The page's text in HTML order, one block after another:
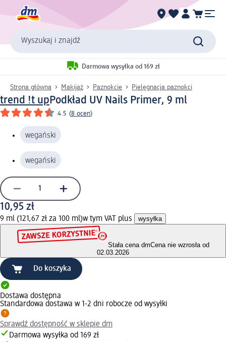
Wyszukaj i znajdź
Darmowa wysyłka od 169 zł
Strona główna Makijaż Paznokcie Pielęgnacja paznokci
trend !t upPodkład UV Nails Primer, 9 ml
4.5 (8 ocen)
wegański
wegański
10,95 zł
9 ml (121,67 zł za 100 ml)w tym VAT plus wysyłka
Stała cena dmCena nie wzrosła od
02.03.2026
Do koszyka
Dostawa dostępna
Standardowa dostawa w 1-2 dni robocze od wysyłki
Sprawdź dostępność w sklepie dm
Darmowa wysyłka od 169 zł